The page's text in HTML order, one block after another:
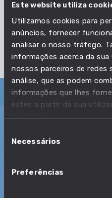
Este website utiliza
Utilizamos cookies para
anúncios, fornecer
analisar o nosso tráfego.
informações acerca da
nossos parceiros de redes
análise, que as podem
informações que lhes
estes a partir da sua
serviços.
deNecessários
Preferências
SALÁRIO